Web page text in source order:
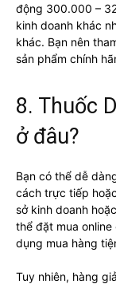
động 300.000 –
kinh doanh khác
khác. Bạn nên
sản phẩm chính
8. Thuốc
ở đâu?
Bạn có thể dễ
cách trực tiếp
sở kinh doanh
thể đặt mua
dụng mua hàng
Tuy nhiên, hàng